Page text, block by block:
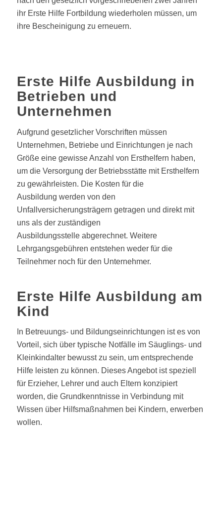
ihr Erste Hilfe Fortbildung wiederholen müssen, um
ihre Bescheinigung zu erneuern.
Erste Hilfe Ausbildung in
Betrieben und
Unternehmen
Aufgrund gesetzlicher Vorschriften müssen
Unternehmen, Betriebe und Einrichtungen je nach
Größe eine gewisse Anzahl von Ersthelfern haben,
um die Versorgung der Betriebsstätte mit Ersthelfern
zu gewährleisten. Die Kosten für die
Ausbildung werden von den
Unfallversicherungsträgern getragen und direkt mit
uns als der zuständigen
Ausbildungsstelle abgerechnet. Weitere
Lehrgangsgebühren entstehen weder für die
Teilnehmer noch für den Unternehmer.
Erste Hilfe Ausbildung am
Kind
In Betreuungs- und Bildungseinrichtungen ist es von
Vorteil, sich über typische Notfälle im Säuglings- und
Kleinkindalter bewusst zu sein, um entsprechende
Hilfe leisten zu können. Dieses Angebot ist speziell
für Erzieher, Lehrer und auch Eltern konzipiert
worden, die Grundkenntnisse in Verbindung mit
Wissen über Hilfsmaßnahmen bei Kindern, erwerben
wollen.